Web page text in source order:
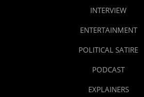
INTERVIEW
ENTERTAINMENT
POLITICAL SATIRE
PODCAST
EXPLAINERS